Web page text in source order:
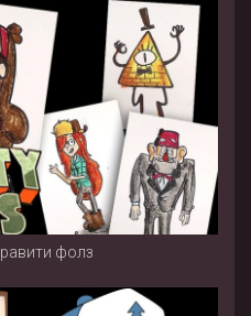
фолз